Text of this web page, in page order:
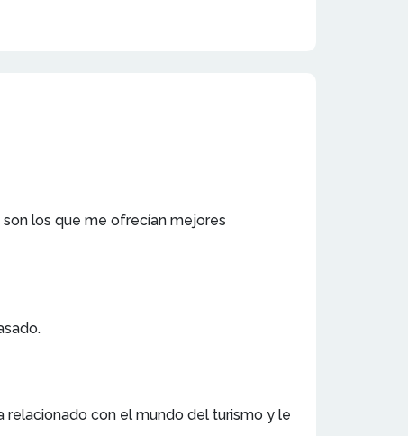
los que me ofrecían mejores
con el mundo del turismo y le